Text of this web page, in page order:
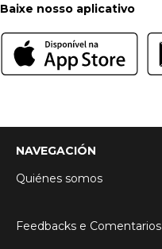
Baixe nosso aplicativo
NAVEGACIÓN
Quiénes somos
Feedbacks e Comentarios